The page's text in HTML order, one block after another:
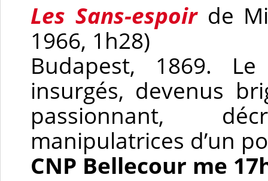
Les Sans-espoirde
1966, 1h28)
Budapest, 1869.
insurgés, devenus
passionnant,
manipulatrices d’un
CNP Bellecour me